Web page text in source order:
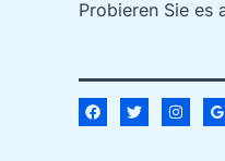
Probieren Sie es